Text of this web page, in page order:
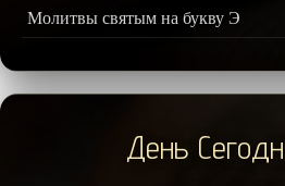
Молитвы святым на букву Э
День